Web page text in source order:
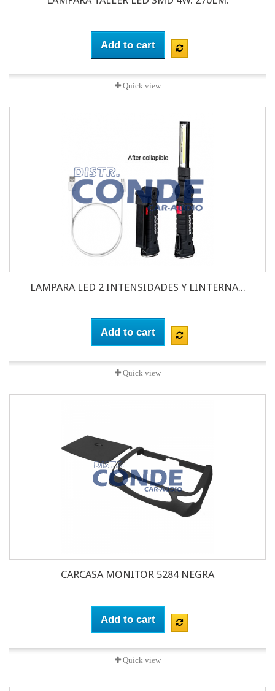
Add to cart
Quick view
LAMPARA LED 2 INTENSIDADES Y LINTERNA...
Add to cart
Quick view
CARCASA MONITOR 5284 NEGRA
Add to cart
Quick view